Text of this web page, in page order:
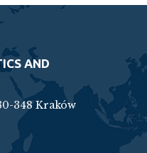
AND
348 Kraków